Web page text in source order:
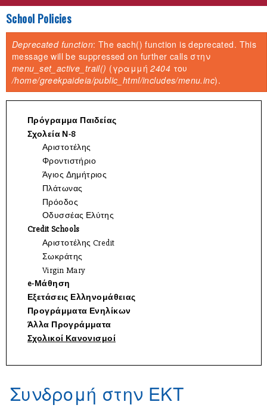
Είστε εδώ
School Policies
Μήνυμα σφάλματος
Deprecated function: The each() function is deprecated. This
message will be suppressed on further calls στην
menu_set_active_trail() (γραμμή2404 του
/home/greekpaideia/public_html/includes/menu.inc).
Πρόγραμμα Παιδείας
Σχολεία Ν-8
Αριστοτέλης
Φροντιστήριο
Άγιος Δημήτριος
Πλάτωνας
Πρόοδος
Οδυσσέας Ελύτης
Credit Schools
Αριστοτέλης Credit
Σωκράτης
Virgin Mary
e-Μάθηση
Εξετάσεις Ελληνομάθειας
Προγράμματα Ενηλίκων
Άλλα Προγράμματα
Σχολικοί Κανονισμοί
Συνδρομή στην ΕΚΤ